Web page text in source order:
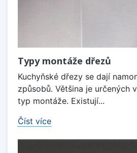
Typy montáže dřezů
Kuchyňské dřezy se dají
způsobů. Většina je určených
typ montáže. Existují...
Číst více